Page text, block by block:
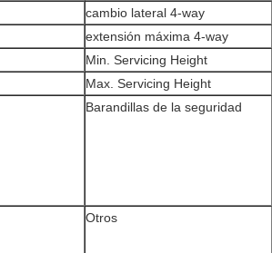
cambio lateral 4-way
extensión máxima 4-way
Min. Servicing Height
Max. Servicing Height
Barandillas de la seguridad
Otros